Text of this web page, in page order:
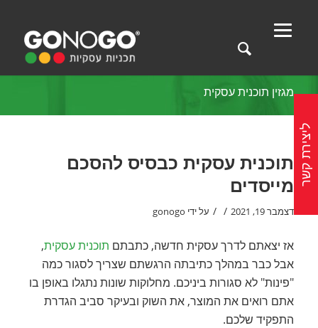
מגזין תוכנית עסקית
תוכנית עסקית כבסיס להסכם
מייסדים
דצמבר 19, 2021 /
/ על ידי gonogo
אז יצאתם לדרך עסקית חדשה, כתבתם תוכנית עסקית,
אבל כבר במהלך כתיבתה הרגשתם שצריך לסגור כמה
"פינות" לא סגורות ביניכם. מחלוקות שונות נתגלו באופן בו
אתם רואים את המוצר, את השוק ובעיקר סביב הגדרת
התפקיד שלכם.
ליצירת קשר